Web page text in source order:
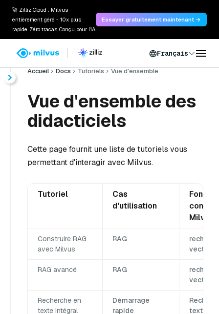
🚀 Zilliz Cloud : Milvus
entièrement géré - 10x plus
rapide. Zéro tracas. Conçu pour l'IA.
Essayer gratuitement maintenant →
Français
Accueil Docs Tutoriels Vue d'ensemble
Vue d'ensemble des
didacticiels
Cette page fournit une liste de tutoriels vous
permettant d'interagir avec Milvus.
Tutoriel
Cas
d'utilisation
Milvus
Construire RAG
avec Milvus
RAG
RAG avancé RAG
Recherche en
texte intégral
Démarrage
rapide
texte